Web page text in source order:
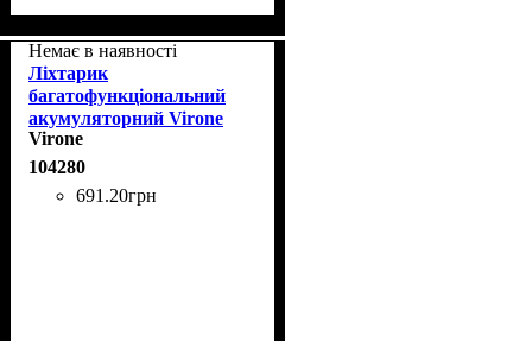
Немає в наявності
Ліхтарик
багатофункціональний
акумуляторний Virone
WL-4 3Вт+1Вт LED
1200мАч Li-Po
Virone
104280
691 .20грн